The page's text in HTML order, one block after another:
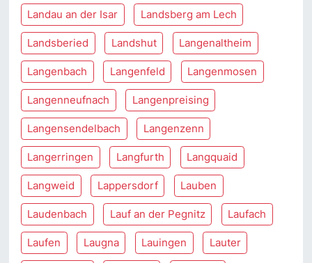
Landau an der Isar Landsberg am Lech
Landsberied Landshut Langenaltheim
Langenbach Langenfeld Langenmosen
Langenneufnach Langenpreising
Langensendelbach Langenzenn
Langerringen Langfurth Langquaid
Langweid Lappersdorf Lauben
Laudenbach Lauf an der Pegnitz Laufach
Laufen Laugna Lauingen Lauter